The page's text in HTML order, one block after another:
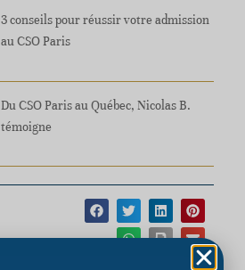
3 conseils pour réussir votre admission
au CSO Paris
Du CSO Paris au Québec, Nicolas B.
témoigne